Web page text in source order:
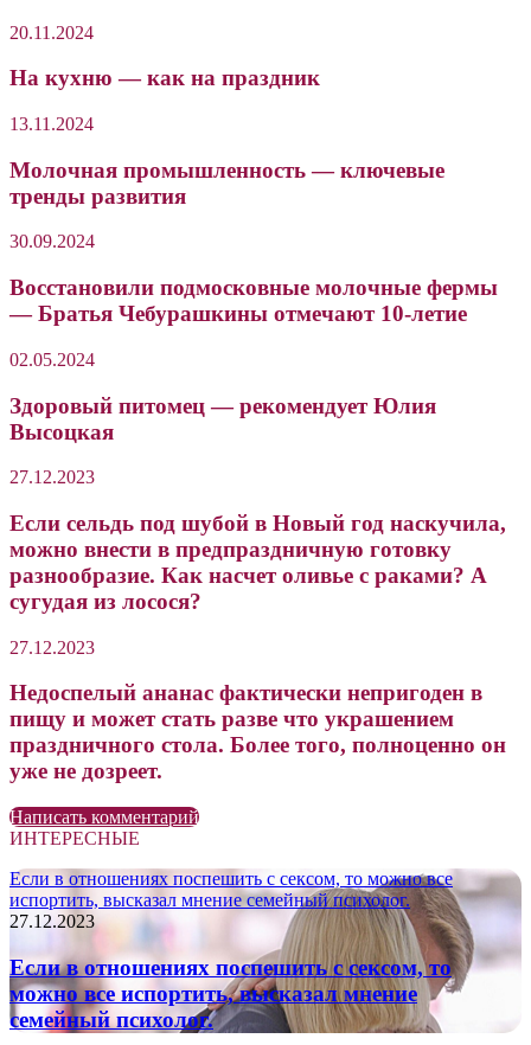
20.11.2024
На кухню — как на праздник
13.11.2024
Молочная промышленность — ключевые
тренды развития
30.09.2024
Восстановили подмосковные молочные фермы
— Братья Чебурашкины отмечают 10-летие
02.05.2024
Здоровый питомец — рекомендует Юлия
Высоцкая
27.12.2023
Если сельдь под шубой в Новый год наскучила,
можно внести в предпраздничную готовку
разнообразие. Как насчет оливье с раками? А
сугудая из лосося?
27.12.2023
Недоспелый ананас фактически непригоден в
пищу и может стать разве что украшением
праздничного стола. Более того, полноценно он
уже не дозреет.
Написать комментарий
ИНТЕРЕСНЫЕ
Если в отношениях поспешить с сексом, то можно все
испортить, высказал мнение семейный психолог.
27.12.2023
Если в отношениях поспешить с сексом, то
можно все испортить, высказал мнение
семейный психолог.